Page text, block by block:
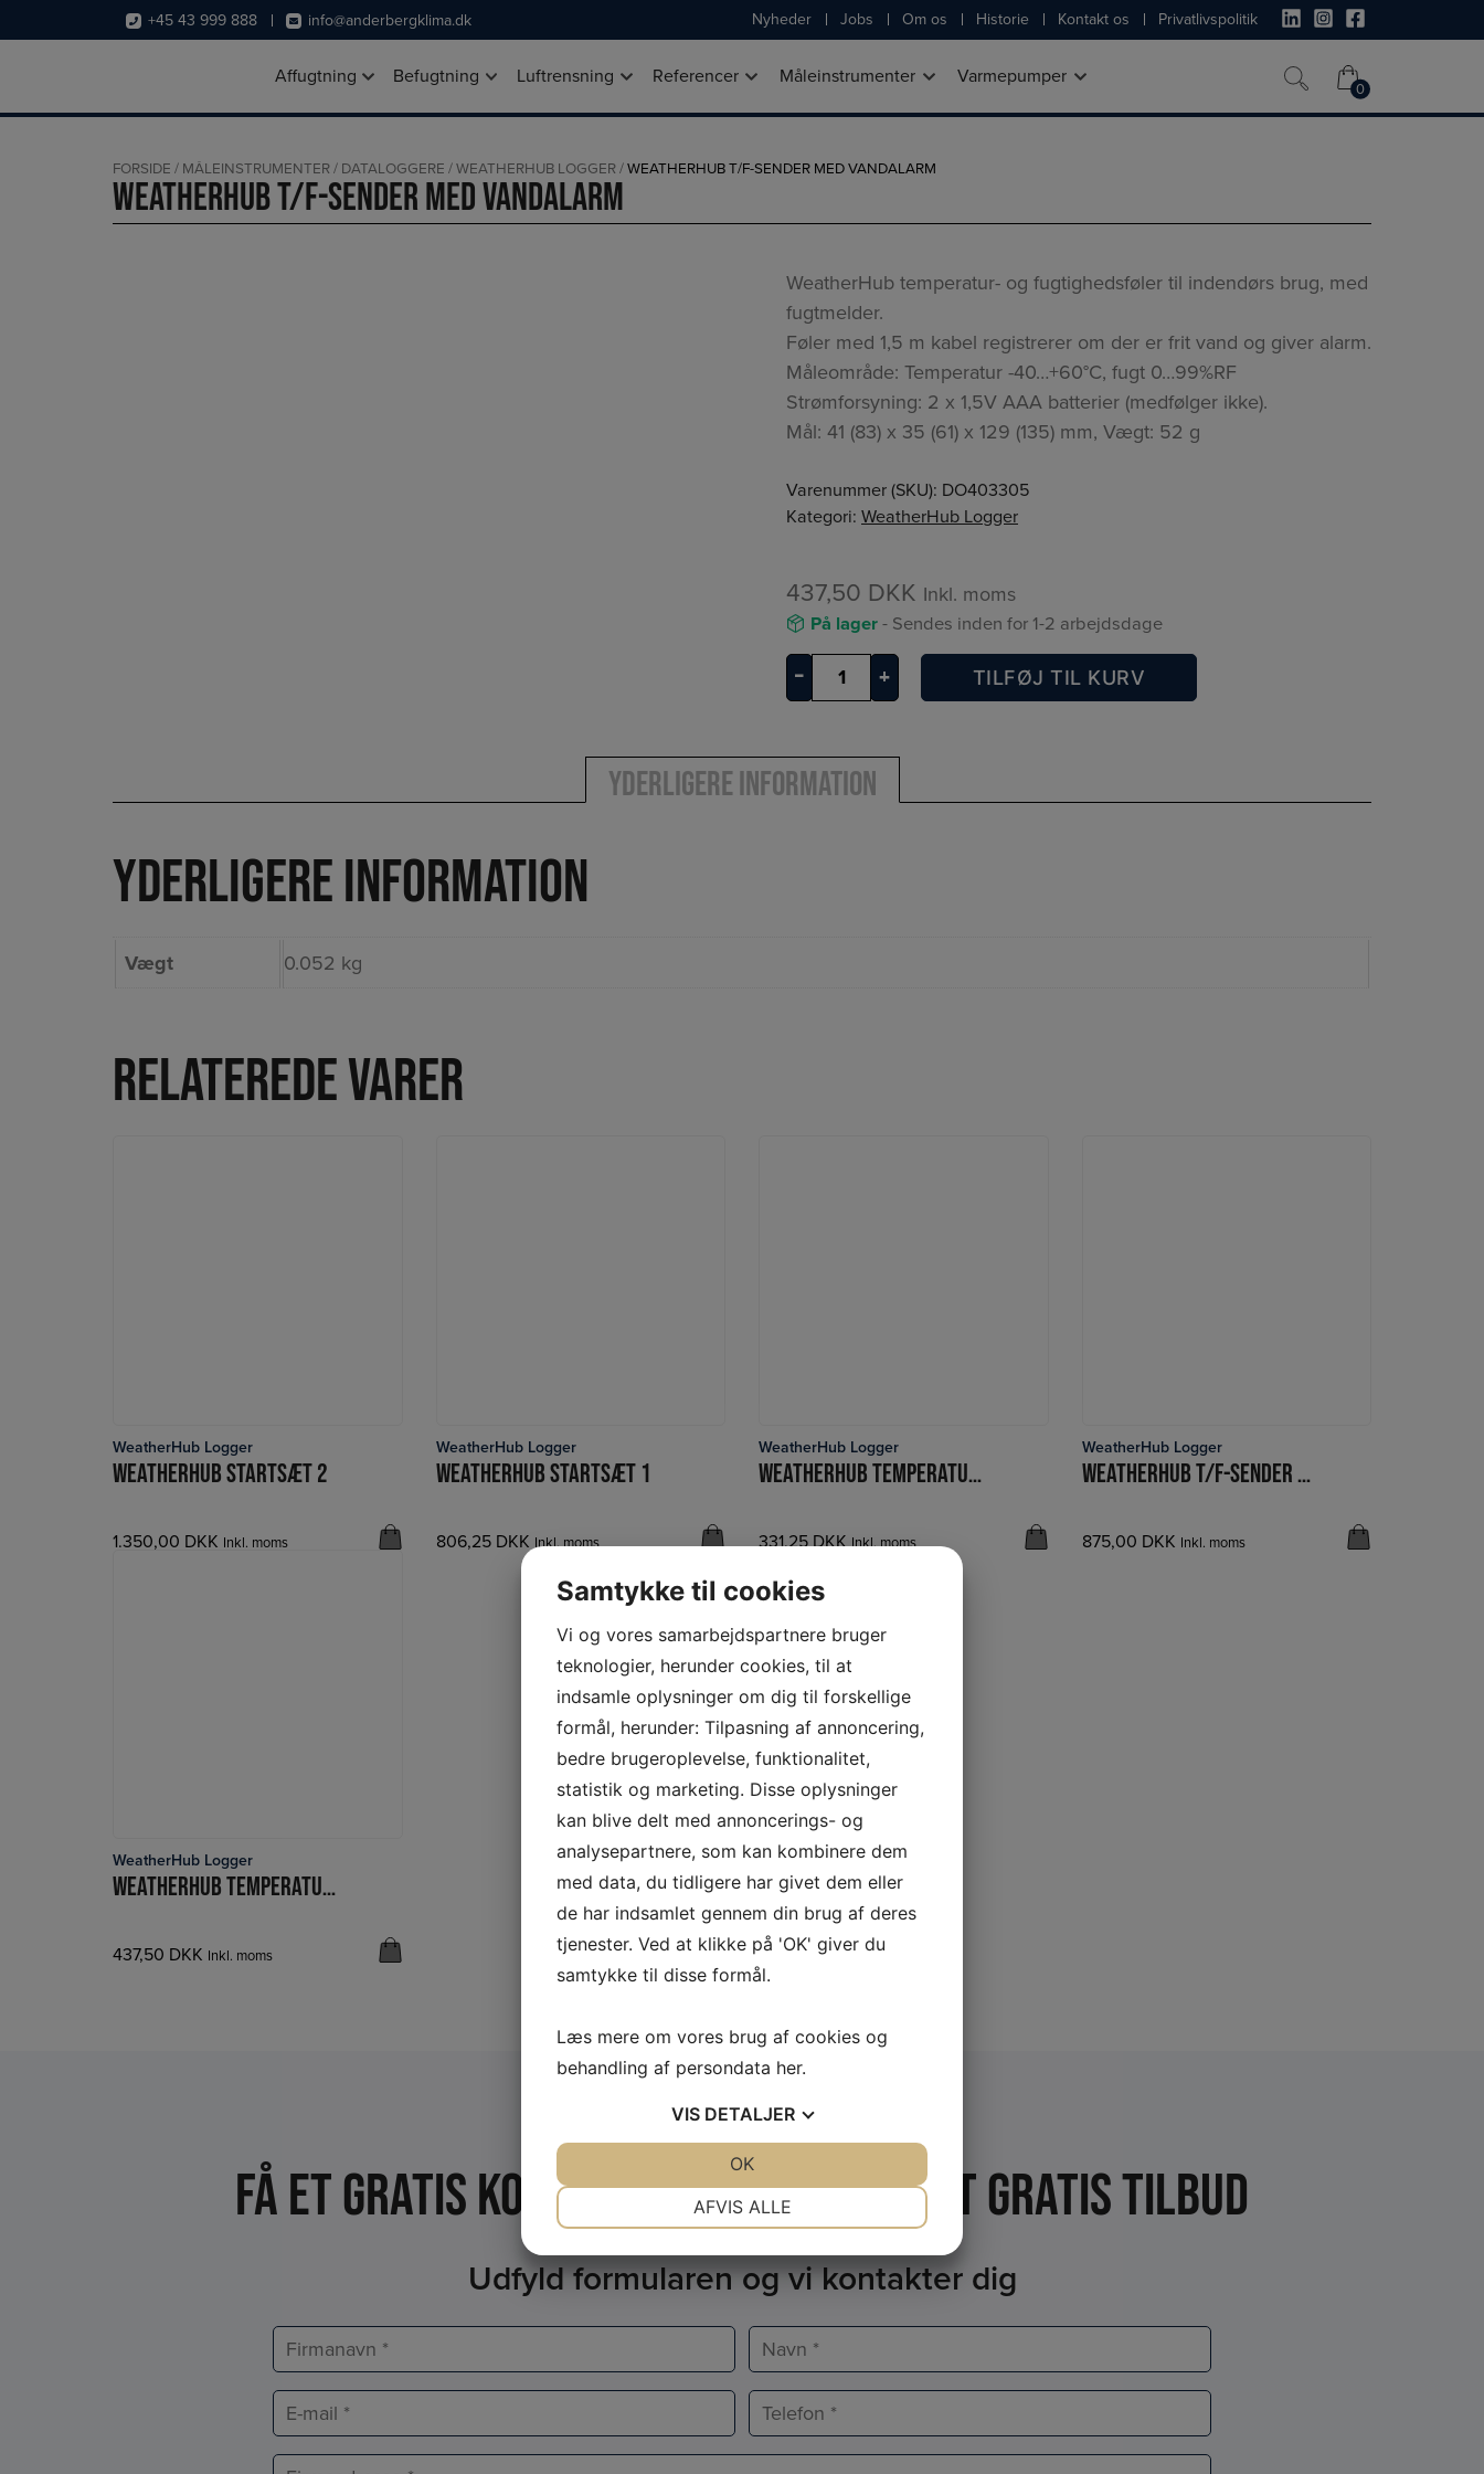
til
+45 43 999 888 info@anderbergklima.dk Nyheder Jobs Om os Historie Kontakt os Privatlivspolitik
Affugtning Befugtning Luftrensning Referencer Måleinstrumenter Varmepumper
0
0
FORSIDE / MÅLEINSTRUMENTER/ DATALOGGERE /WEATHERHUB LOGGER/WEATHERHUB T/F-SENDER MED VANDALARM
WeatherHub T/F-Sender med vandalarm
WeatherHub temperatur- og fugtighedsføler til indendørs brug, med
fugtmelder.
Føler med 1,5 m kabel registrerer om der er frit vand og giver alarm.
Måleområde: Temperatur -40…+60°C, fugt 0…99%RF
Strømforsyning: 2 x 1,5V AAA batterier (medfølger ikke).
Mål: 41 (83) x 35 (61) x 129 (135) mm, Vægt: 52 g
Varenummer (SKU): DO403305
Kategori: WeatherHub Logger
437,50 DKK Inkl. moms
På lager- Sendes inden for 1-2 arbejdsdage
–
WeatherHub
T/F-
med
vandalarm
+ TILFØJ TIL KURV
Yderligere information
Yderligere information
Vægt 0.052 kg
Relaterede varer
LÆS MERE
WeatherHub Logger
WEATHERHUB STARTSÆT 2
1.350,00 DKK Inkl. moms
LÆS MERE
WeatherHub Logger
WEATHERHUB STARTSÆT 1
806,25 DKK Inkl. moms
LÆS MERE
WeatherHub Logger
WEATHERHUB TEMPERATUR/FUGT SENDER
331,25DKK Inkl. moms
LÆS MERE
WeatherHub Logger
WEATHERHUB T/F-SENDER PROFI
875,00 DKK Inkl. moms
LÆS MERE
WeatherHub Logger
WEATHERHUB TEMPERATUR/FUGT SENDER M KABEL
437,50 DKK Inkl. moms
Få et Gratis konsulentbesøg eller et gratis tilbud
Udfyld formularen og vi kontakter dig
Firmanavn
*
Navn
*
E-
mail
*
Telefon
*
Adresse
Samtykke til cookies
Vi og vores samarbejdspartnere bruger
teknologier, herunder cookies, til at
indsamle oplysninger om dig til forskellige
formål, herunder: Tilpasning af annoncering,
bedre brugeroplevelse, funktionalitet,
statistik og marketing. Disse oplysninger
kan blive delt med annoncerings- og
analysepartnere, som kan kombinere dem
med data, du tidligere har givet dem eller
de har indsamlet gennem din brug af deres
tjenester. Ved at klikke på 'OK' giver du
samtykke til disse formål.
Læs mere om vores brug af cookies og
behandling af persondata her.
VIS DETALJER
MARKETING STATISTIK
AFVIS ALLE
OK